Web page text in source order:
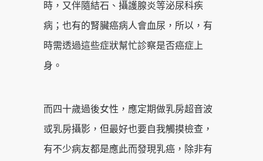
時，又伴隨結石、攝護腺炎等泌尿科疾
病；也有的腎臟癌病人會血尿，所以，有
時需透過這些症狀幫忙診察是否癌症上
身。
而四十歲過後女性，應定期做乳房超音波
或乳房攝影，但最好也要自我觸摸檢查，
有不少病友都是應此而發現乳癌，除非有